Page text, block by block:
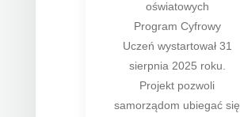
oświatowych
Program Cyfrowy
Uczeń wystartował 31
sierpnia 2025 roku.
Projekt pozwoli
samorządom ubiegać się